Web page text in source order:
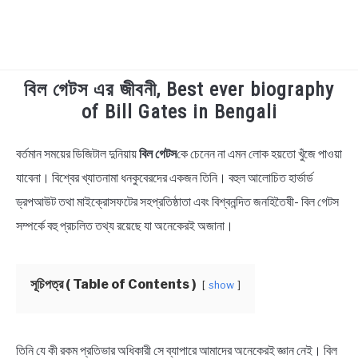
TECHNOLOGY
BIOGRAPHY
EDUCATIONAL
বিল গেটস এর জীবনী, Best ever biography
of Bill Gates in Bengali
in
Biography
বর্তমান সময়ের ডিজিটাল দুনিয়ায়বিল গেটসকে চেনেন না এমন লোক হয়তো খুঁজে পাওয়া
যাবেনা। বিশ্বের খ্যাতনামা ধনকুবেরদের একজন তিনি। বহুল আলোচিত হার্ভার্ড
ড্রপআউট তথা মাইক্রোসফটের সহপ্রতিষ্ঠাতা এবং বিশ্বনন্দিত জনহিতৈষী- বিল গেটস
সম্পর্কে বহু প্রচলিত তথ্য রয়েছে যা অনেকেরই অজানা।
সূচিপত্র ( Table of Contents ) show
তিনি যে কী রকম প্রতিভার অধিকারী সে ব্যাপারে আমাদের অনেকেরই জ্ঞান নেই। বিল